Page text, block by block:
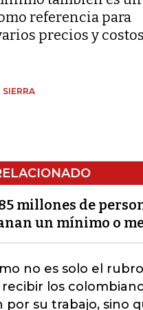
referencia para
precios y
millones de
un mínimo o
no es solo el
los
por su trabajo, sino